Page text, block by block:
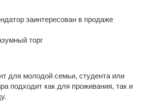
заехать и жить без
Чтобы получить полный список
напишите в чат
"Что остается?"
пришлю полный список.
заинтересован в продаже
торг
для молодой семьи, студента или
подходит как для проживания, так и